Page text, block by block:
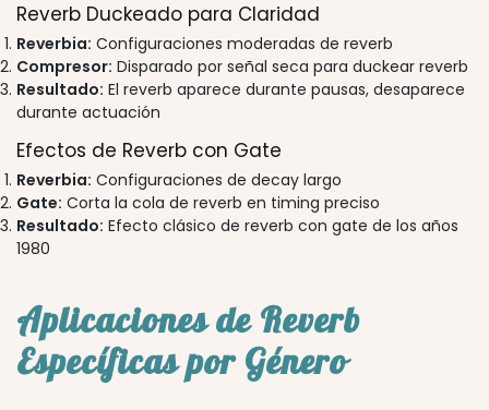
Reverb Duckeado para Claridad
Reverbia: Configuraciones moderadas de reverb
Compresor: Disparado por señal seca para duckear reverb
Resultado: El reverb aparece durante pausas, desaparece
durante actuación
Efectos de Reverb con Gate
Reverbia: Configuraciones de decay largo
Gate: Corta la cola de reverb en timing preciso
Resultado: Efecto clásico de reverb con gate de los años
1980
Aplicaciones de Reverb
Específicas por Género